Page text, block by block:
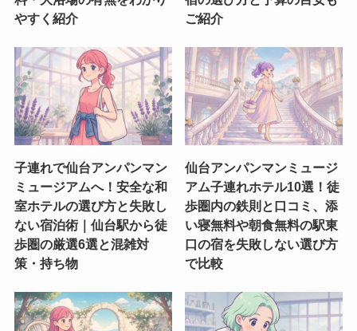
やすく紹介
ご紹介
子連れで仙台アンパンマン
ミュージアムへ！安全な和
室ホテルの選び方と失敗し
ない宿泊術｜仙台駅から徒
歩圏の厳選6選と混雑対
策・持ち物
仙台アンパンマンミュージ
アム子連れホテル10選！徒
歩圏内の鉄則と口コミ、添
い寝無料や朝食無料の駅東
口の宿を失敗しない選び方
で比較